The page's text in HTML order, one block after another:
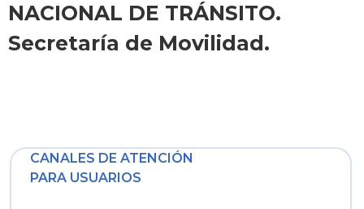
NACIONAL DE TRÁNSITO.
Secretaría de Movilidad.
CANALES DE ATENCIÓN
PARA USUARIOS